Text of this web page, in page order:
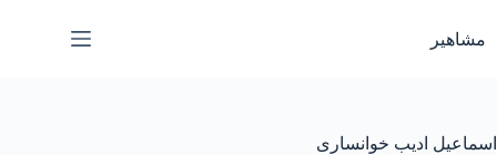
محتوا
مشاهیر
اسماعیل ادیب خوانساری